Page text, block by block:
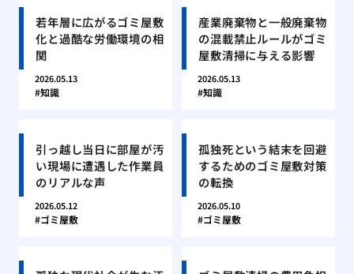
若年層に広がるゴミ屋敷
化と過酷な労働環境の相
関
2026.05.13
知識
産業廃棄物と一般廃棄物
の混載禁止ルールがゴミ
屋敷清掃に与える影響
2026.05.13
知識
引っ越し当日に部屋が汚
い現場に遭遇した作業員
のリアルな声
2026.05.12
ゴミ屋敷
孤独死という結末を回避
するためのゴミ屋敷対策
の転換
2026.05.10
ゴミ屋敷